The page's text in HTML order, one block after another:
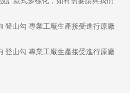
登山勾 專業工廠生產接受進行原廠
登山勾 專業工廠生產接受進行原廠